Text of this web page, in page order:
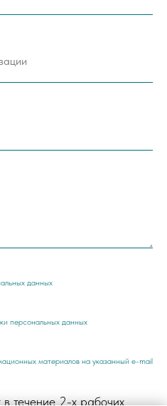
данных
персональных данных
материалов на указанный e-mail
в течение 2-х рабочих